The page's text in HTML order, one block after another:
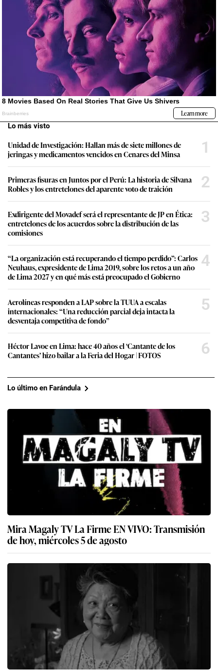
Lo más visto
Unidad de Investigación: Hallan más de siete millones de
jeringas y medicamentos vencidos en Cenares del Minsa
1
Primeras fisuras en Juntos por el Perú: La historia de Silvana
Robles y los entretelones del aparente voto de traición
2
Exdirigente del Movadef será el representante de JP en Ética:
entretelones de los acuerdos sobre la distribución de las
comisiones
3
“La organización está recuperando el tiempo perdido”: Carlos
Neuhaus, expresidente de Lima 2019, sobre los retos a un año
de Lima 2027 y en qué más está preocupado el Gobierno
4
Aerolíneas responden a LAP sobre la TUUA a escalas
internacionales: “Una reducción parcial deja intacta la
desventaja competitiva de fondo”
5
Héctor Lavoe en Lima: hace 40 años el ‘Cantante de los
Cantantes’ hizo bailar a la Feria del Hogar | FOTOS
6
Lo último en Farándula
Mira Magaly TV La Firme EN VIVO: Transmisión
de hoy, miércoles 5 de agosto